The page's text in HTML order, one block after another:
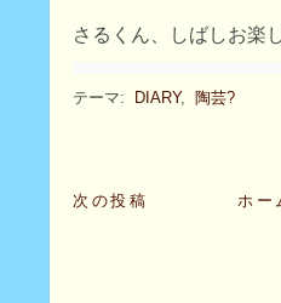
さるくん、しばしお楽
テーマ: DIARY, 陶芸?
次の投稿 ホー